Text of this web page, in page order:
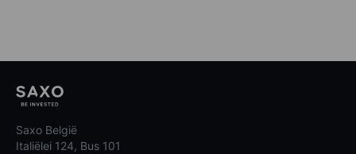
Saxo België
Italiëlei 124, Bus 101